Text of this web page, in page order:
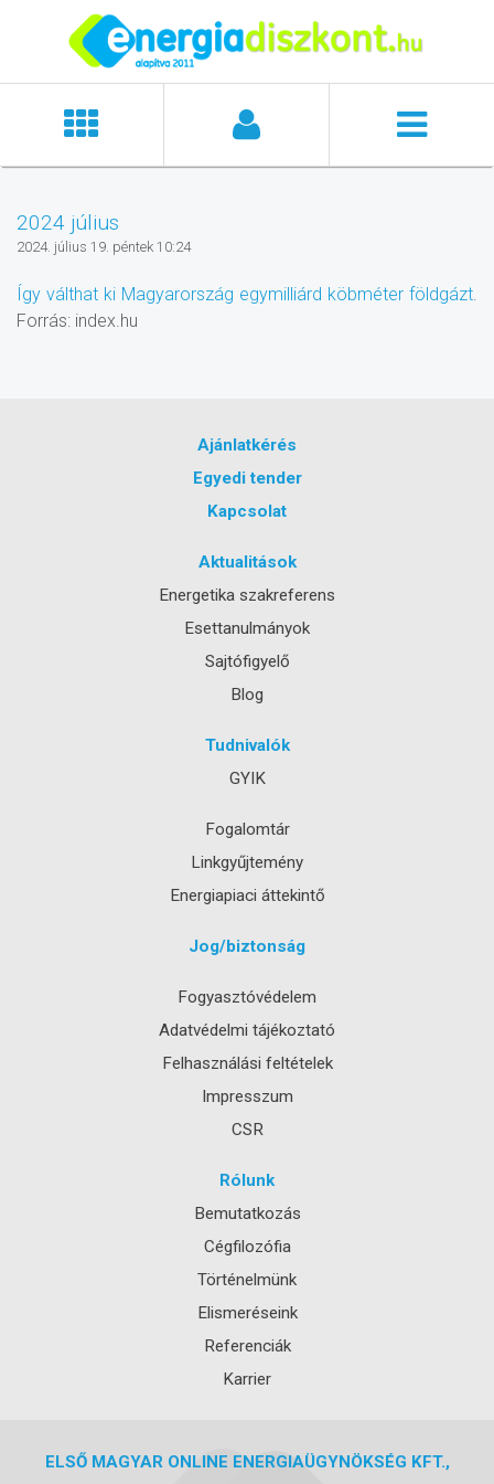
2024 július
2024. július 19. péntek 10:24
Így válthat ki Magyarország egymilliárd köbméter földgázt.
Forrás: index.hu
Ajánlatkérés
Egyedi tender
Kapcsolat
Aktualitások
Energetika szakreferens
Esettanulmányok
Sajtófigyelő
Blog
Tudnivalók
GYIK
Fogalomtár
Linkgyűjtemény
Energiapiaci áttekintő
Jog/biztonság
Fogyasztóvédelem
Adatvédelmi tájékoztató
Felhasználási feltételek
Impresszum
CSR
Rólunk
Bemutatkozás
Cégfilozófia
Történelmünk
Elismeréseink
Referenciák
Karrier
ELSŐ MAGYAR ONLINE ENERGIAÜGYNÖKSÉG KFT.,